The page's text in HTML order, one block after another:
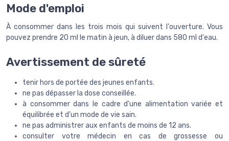
Mode d'emploi
À consommer dans les trois mois qui suivent l'ouverture. Vous
pouvez prendre 20 ml le matin à jeun, à diluer dans 580 ml d'eau.
Avertissement de sûreté
tenir hors de portée des jeunes enfants.
ne pas dépasser la dose conseillée.
à consommer dans le cadre d'une alimentation variée et
équilibrée et d'un mode de vie sain.
ne pas administrer aux enfants de moins de 12 ans.
consulter votre médecin en cas de grossesse ou